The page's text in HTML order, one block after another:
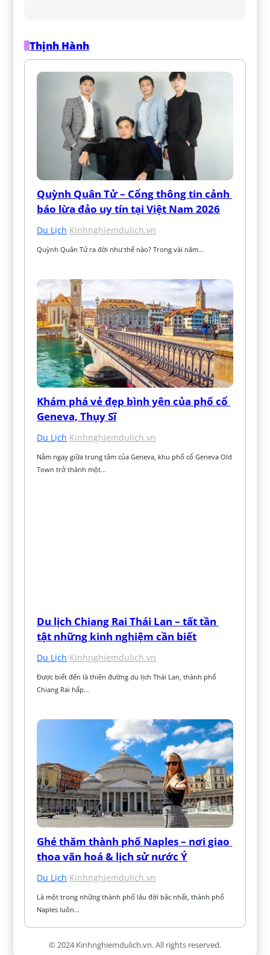
Thịnh Hành
Quỳnh Quân Tử – Cổng thông tin cảnh
báo lừa đảo uy tín tại Việt Nam 2026
Du Lịch·Kinhnghiemdulich.vn
Quỳnh Quân Tử ra đời như thế nào? Trong vài năm…
Khám phá vẻ đẹp bình yên của phố cổ
Geneva, Thụy Sĩ
Du Lịch·Kinhnghiemdulich.vn
Nằm ngay giữa trung tâm của Geneva, khu phố cổ Geneva Old
Town trở thành một…
Du lịch Chiang Rai Thái Lan – tất tần
tật những kinh nghiệm cần biết
Du Lịch·Kinhnghiemdulich.vn
Được biết đến là thiên đường du lịch Thái Lan, thành phố
Chiang Rai hấp…
Ghé thăm thành phố Naples – nơi giao
thoa văn hoá & lịch sử nước Ý
Du Lịch·Kinhnghiemdulich.vn
Là một trong những thành phố lâu đời bậc nhất, thành phố
Naples luôn…
© 2024 Kinhnghiemdulich.vn. All rights reserved.